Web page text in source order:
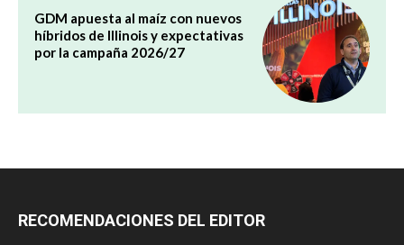
GDM apuesta al maíz con nuevos
híbridos de Illinois y expectativas
por la campaña 2026/27
RECOMENDACIONES DEL EDITOR